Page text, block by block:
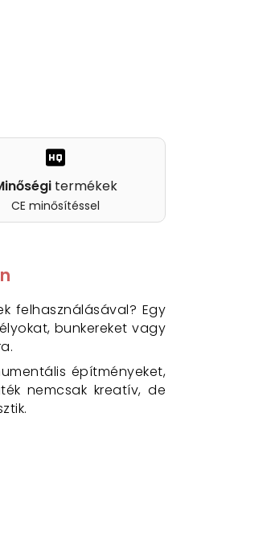
termékek
CE minősítéssel
felhasználásával? Egy
bunkereket vagy
építményeket,
nemcsak kreatív, de